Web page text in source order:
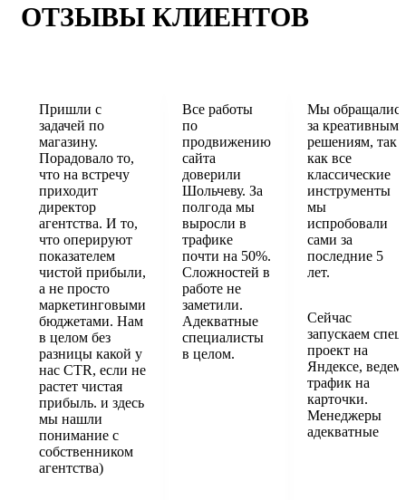
ОТЗЫВЫ КЛИЕНТОВ
Пришли с
задачей по
магазину.
Порадовало то,
что на встречу
приходит
директор
агентства. И то,
что оперируют
показателем
чистой прибыли,
а не просто
маркетинговыми
бюджетами. Нам
в целом без
разницы какой у
нас CTR, если не
растет чистая
прибыль. и здесь
мы нашли
понимание с
собственником
агентства)
Все работы
по
продвижению
сайта
доверили
Шольчеву. За
полгода мы
выросли в
трафике
почти на 50%.
Сложностей в
работе не
заметили.
Адекватные
специалисты
в целом.
Мы обращались
за креативными
решениям, так
как все
классические
инструменты
мы
испробовали
сами за
последние 5
лет.
Сейчас
запускаем спец
проект на
Яндексе, ведем
трафик на
карточки.
Менеджеры
адекватные